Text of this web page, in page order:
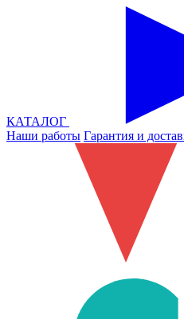
КАТАЛОГ
Наши работы Гарантия и